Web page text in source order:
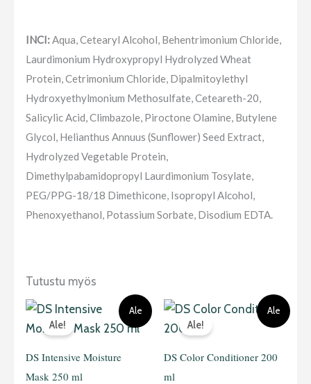
INCI:Aqua, Cetearyl Alcohol, Behentrimonium Chloride,
Laurdimonium Hydroxypropyl Hydrolyzed Wheat
Protein, Cetrimonium Chloride, Dipalmitoylethyl
Hydroxyethylmonium Methosulfate, Ceteareth-20,
Salicylic Acid, Climbazole, Piroctone Olamine, Butylene
Glycol, Helianthus Annuus (Sunflower) Seed Extract,
Hydrolyzed Vegetable Protein,
Dimethylpabamidopropyl Laurdimonium Tosylate,
PEG/PPG-18/18 Dimethicone, Isopropyl Alcohol,
Phenoxyethanol, Potassium Sorbate, Disodium EDTA.
Tutustu myös
Ale
Ale!
DS Intensive Moisture
Mask 250 ml
Alkuperäinen
hinta
oli:
25,50 €.
Nykyinen
hinta
on:
15,90 €.
Ale
Ale!
DS Color Conditioner 200
ml
Alkuperäinen
hinta
oli:
22,50 €.
Nykyinen
hinta